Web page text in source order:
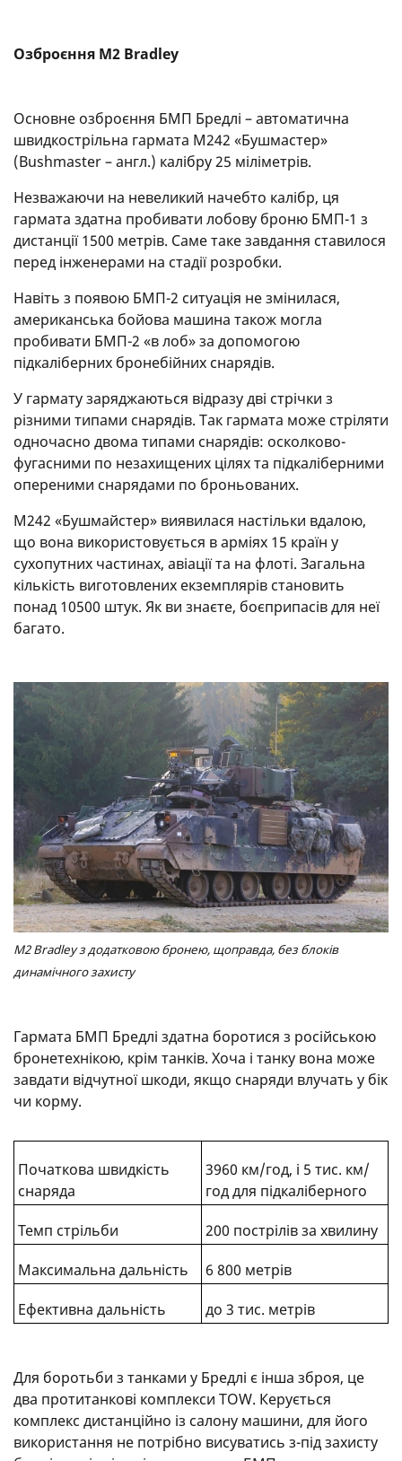
Озброєння M2 Bradley
Основне озброєння БМП Бредлі – автоматична
швидкострільна гармата M242 «Бушмастер»
(Bushmaster – англ.) калібру 25 міліметрів.
Незважаючи на невеликий начебто калібр, ця
гармата здатна пробивати лобову броню БМП-1 з
дистанції 1500 метрів. Саме таке завдання ставилося
перед інженерами на стадії розробки.
Навіть з появою БМП-2 ситуація не змінилася,
американська бойова машина також могла
пробивати БМП-2 «в лоб» за допомогою
підкаліберних бронебійних снарядів.
У гармату заряджаються відразу дві стрічки з
різними типами снарядів. Так гармата може стріляти
одночасно двома типами снарядів: осколково-
фугасними по незахищених цілях та підкаліберними
опереними снарядами по броньованих.
M242 «Бушмайстер» виявилася настільки вдалою,
що вона використовується в арміях 15 країн у
сухопутних частинах, авіації та на флоті. Загальна
кількість виготовлених екземплярів становить
понад 10500 штук. Як ви знаєте, боєприпасів для неї
багато.
M2 Bradley з додатковою бронею, щоправда, без блоків
динамічного захисту
Гармата БМП Бредлі здатна боротися з російською
бронетехнікою, крім танків. Хоча і танку вона може
завдати відчутної шкоди, якщо снаряди влучать у бік
чи корму.
Початкова швидкість
снаряда
3960 км/год, і 5 тис. км/
год для підкаліберного
Темп стрільби
200 пострілів за хвилину
Максимальна дальність
6 800 метрів
Ефективна дальність
до 3 тис. метрів
Для боротьби з танками у Бредлі є інша зброя, це
два протитанкові комплекси TOW. Керується
комплекс дистанційно із салону машини, для його
використання не потрібно висуватись з-під захисту